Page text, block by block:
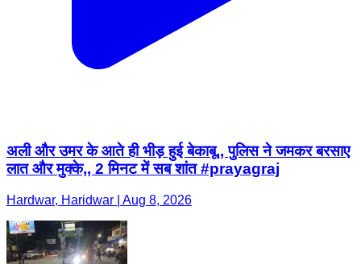
अली और उमर के आते ही भीड़ हुई बेकाबू,, पुलिस ने जमकर बरसाए
लात और मुक्के,, 2 मिनट में सब शांत #prayagraj
Hardwar, Haridwar | Aug 8, 2026